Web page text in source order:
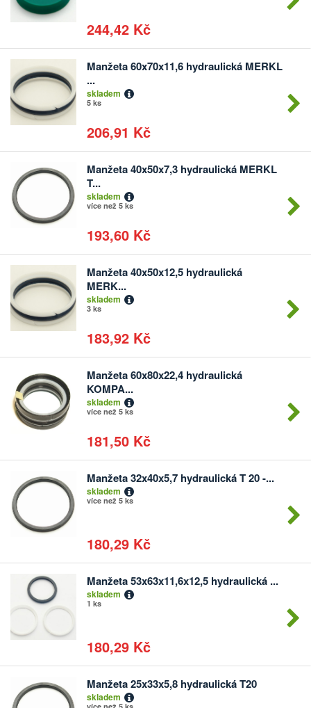
244,42 Kč
Manžeta 60x70x11,6 hydraulická MERKL
...
skladem
5 ks
206,91 Kč
Počet
Manžeta 40x50x7,3 hydraulická MERKL
T...
skladem
více než 5 ks
193,60 Kč
Počet
Manžeta 40x50x12,5 hydraulická
MERK...
skladem
3 ks
183,92 Kč
Počet
Manžeta 60x80x22,4 hydraulická
KOMPA...
skladem
více než 5 ks
181,50 Kč
Počet
Manžeta 32x40x5,7 hydraulická T 20 -...
skladem
více než 5 ks
180,29 Kč
Počet
kusů
Manžeta 53x63x11,6x12,5 hydraulická ...
skladem
1 ks
180,29 Kč
Počet
kusů
Manžeta 25x33x5,8 hydraulická T20
skladem Počet
kusů